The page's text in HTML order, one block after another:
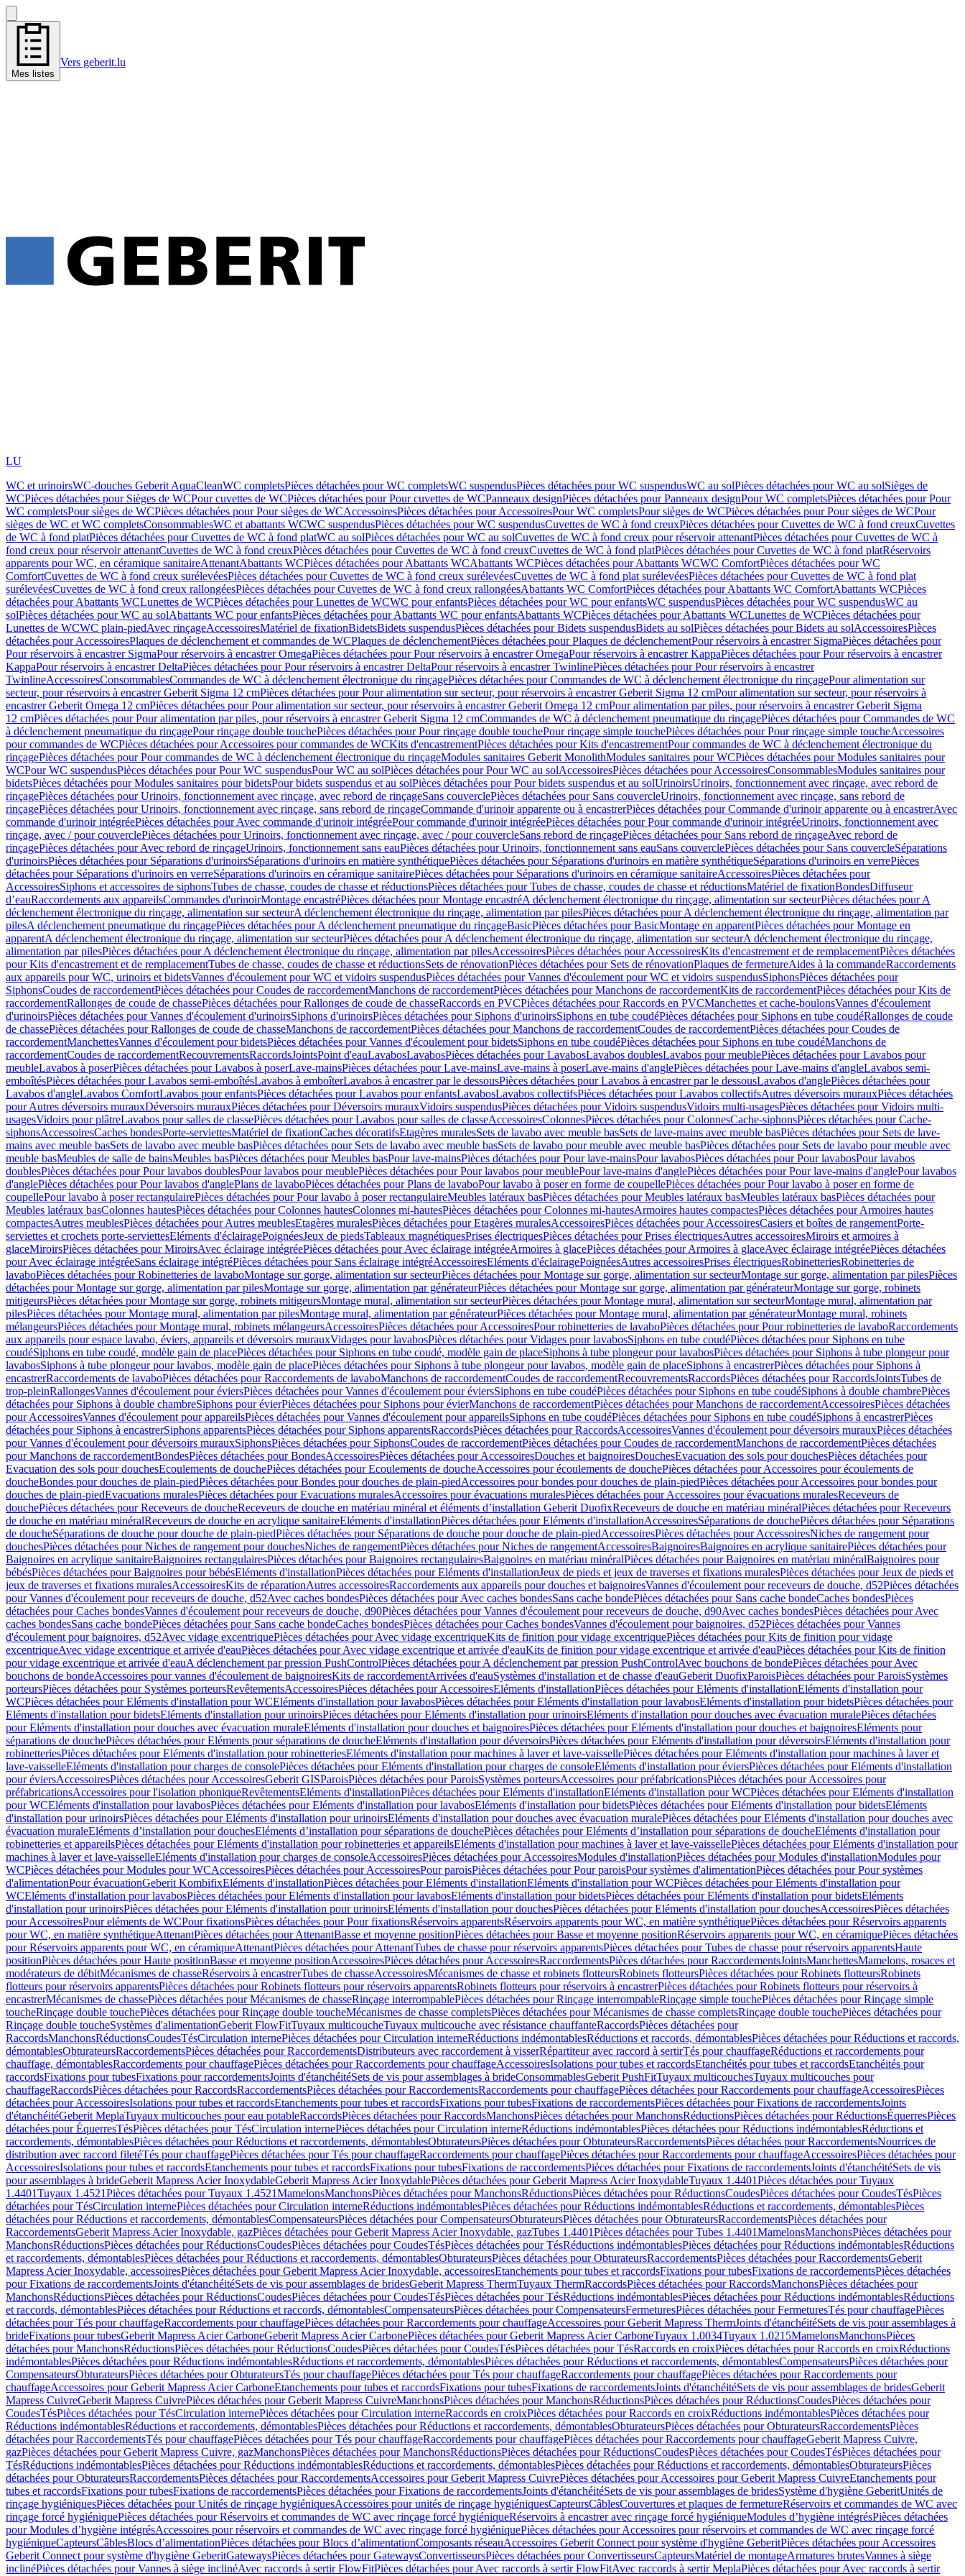
Mes listes
Vers geberit.lu
LU
WC et urinoirsWC-douches Geberit AquaCleanWC completsPièces détachées pour WC completsWC suspendusPièces détachées pour WC suspendusWC au solPièces détachées pour WC au solSièges de
WCPièces détachées pour Sièges de WCPour cuvettes de WCPièces détachées pour Pour cuvettes de WCPanneaux designPièces détachées pour Panneaux designPour WC completsPièces détachées pour Pour
WC completsPour sièges de WCPièces détachées pour Pour sièges de WCAccessoiresPièces détachées pour AccessoiresPour WC completsPour sièges de WCPièces détachées pour Pour sièges de WCPour
sièges de WC et WC completsConsommablesWC et abattants WCWC suspendusPièces détachées pour WC suspendusCuvettes de WC à fond creuxPièces détachées pour Cuvettes de WC à fond creuxCuvettes
de WC à fond platPièces détachées pour Cuvettes de WC à fond platWC au solPièces détachées pour WC au solCuvettes de WC à fond creux pour réservoir attenantPièces détachées pour Cuvettes de WC à
fond creux pour réservoir attenantCuvettes de WC à fond creuxPièces détachées pour Cuvettes de WC à fond creuxCuvettes de WC à fond platPièces détachées pour Cuvettes de WC à fond platRéservoirs
apparents pour WC, en céramique sanitaireAttenantAbattants WCPièces détachées pour Abattants WCAbattants WCPièces détachées pour Abattants WCWC ComfortPièces détachées pour WC
ComfortCuvettes de WC à fond creux surélevéesPièces détachées pour Cuvettes de WC à fond creux surélevéesCuvettes de WC à fond plat surélevéesPièces détachées pour Cuvettes de WC à fond plat
surélevéesCuvettes de WC à fond creux rallongéesPièces détachées pour Cuvettes de WC à fond creux rallongéesAbattants WC ComfortPièces détachées pour Abattants WC ComfortAbattants WCPièces
détachées pour Abattants WCLunettes de WCPièces détachées pour Lunettes de WCWC pour enfantsPièces détachées pour WC pour enfantsWC suspendusPièces détachées pour WC suspendusWC au
solPièces détachées pour WC au solAbattants WC pour enfantsPièces détachées pour Abattants WC pour enfantsAbattants WCPièces détachées pour Abattants WCLunettes de WCPièces détachées pour
Lunettes de WCWC plain-piedAvec rinçageAccessoiresMatériel de fixationBidetsBidets suspendusPièces détachées pour Bidets suspendusBidets au solPièces détachées pour Bidets au solAccessoiresPièces
détachées pour AccessoiresPlaques de déclenchement et commandes de WCPlaques de déclenchementPièces détachées pour Plaques de déclenchementPour réservoirs à encastrer SigmaPièces détachées pour
Pour réservoirs à encastrer SigmaPour réservoirs à encastrer OmegaPièces détachées pour Pour réservoirs à encastrer OmegaPour réservoirs à encastrer KappaPièces détachées pour Pour réservoirs à encastrer
KappaPour réservoirs à encastrer DeltaPièces détachées pour Pour réservoirs à encastrer DeltaPour réservoirs à encastrer TwinlinePièces détachées pour Pour réservoirs à encastrer
TwinlineAccessoiresConsommablesCommandes de WC à déclenchement électronique du rinçagePièces détachées pour Commandes de WC à déclenchement électronique du rinçagePour alimentation sur
secteur, pour réservoirs à encastrer Geberit Sigma 12 cmPièces détachées pour Pour alimentation sur secteur, pour réservoirs à encastrer Geberit Sigma 12 cmPour alimentation sur secteur, pour réservoirs à
encastrer Geberit Omega 12 cmPièces détachées pour Pour alimentation sur secteur, pour réservoirs à encastrer Geberit Omega 12 cmPour alimentation par piles, pour réservoirs à encastrer Geberit Sigma
12 cmPièces détachées pour Pour alimentation par piles, pour réservoirs à encastrer Geberit Sigma 12 cmCommandes de WC à déclenchement pneumatique du rinçagePièces détachées pour Commandes de WC
à déclenchement pneumatique du rinçagePour rinçage double touchePièces détachées pour Pour rinçage double touchePour rinçage simple touchePièces détachées pour Pour rinçage simple toucheAccessoires
pour commandes de WCPièces détachées pour Accessoires pour commandes de WCKits d'encastrementPièces détachées pour Kits d'encastrementPour commandes de WC à déclenchement électronique du
rinçagePièces détachées pour Pour commandes de WC à déclenchement électronique du rinçageModules sanitaires Geberit MonolithModules sanitaires pour WCPièces détachées pour Modules sanitaires pour
WCPour WC suspendusPièces détachées pour Pour WC suspendusPour WC au solPièces détachées pour Pour WC au solAccessoiresPièces détachées pour AccessoiresConsommablesModules sanitaires pour
bidetsPièces détachées pour Modules sanitaires pour bidetsPour bidets suspendus et au solPièces détachées pour Pour bidets suspendus et au solUrinoirsUrinoirs, fonctionnement avec rinçage, avec rebord de
rinçagePièces détachées pour Urinoirs, fonctionnement avec rinçage, avec rebord de rinçageSans couverclePièces détachées pour Sans couvercleUrinoirs, fonctionnement avec rinçage, sans rebord de
rinçagePièces détachées pour Urinoirs, fonctionnement avec rinçage, sans rebord de rinçageCommande d'urinoir apparente ou à encastrerPièces détachées pour Commande d'urinoir apparente ou à encastrerAvec
commande d'urinoir intégréePièces détachées pour Avec commande d'urinoir intégréePour commande d'urinoir intégréePièces détachées pour Pour commande d'urinoir intégréeUrinoirs, fonctionnement avec
rinçage, avec / pour couverclePièces détachées pour Urinoirs, fonctionnement avec rinçage, avec / pour couvercleSans rebord de rinçagePièces détachées pour Sans rebord de rinçageAvec rebord de
rinçagePièces détachées pour Avec rebord de rinçageUrinoirs, fonctionnement sans eauPièces détachées pour Urinoirs, fonctionnement sans eauSans couverclePièces détachées pour Sans couvercleSéparations
d'urinoirsPièces détachées pour Séparations d'urinoirsSéparations d'urinoirs en matière synthétiquePièces détachées pour Séparations d'urinoirs en matière synthétiqueSéparations d'urinoirs en verrePièces
détachées pour Séparations d'urinoirs en verreSéparations d'urinoirs en céramique sanitairePièces détachées pour Séparations d'urinoirs en céramique sanitaireAccessoiresPièces détachées pour
AccessoiresSiphons et accessoires de siphonsTubes de chasse, coudes de chasse et réductionsPièces détachées pour Tubes de chasse, coudes de chasse et réductionsMatériel de fixationBondesDiffuseur
d’eauRaccordements aux appareilsCommandes d'urinoirMontage encastréPièces détachées pour Montage encastréA déclenchement électronique du rinçage, alimentation sur secteurPièces détachées pour A
déclenchement électronique du rinçage, alimentation sur secteurA déclenchement électronique du rinçage, alimentation par pilesPièces détachées pour A déclenchement électronique du rinçage, alimentation par
pilesA déclenchement pneumatique du rinçagePièces détachées pour A déclenchement pneumatique du rinçageBasicPièces détachées pour BasicMontage en apparentPièces détachées pour Montage en
apparentA déclenchement électronique du rinçage, alimentation sur secteurPièces détachées pour A déclenchement électronique du rinçage, alimentation sur secteurA déclenchement électronique du rinçage,
alimentation par pilesPièces détachées pour A déclenchement électronique du rinçage, alimentation par pilesAccessoiresPièces détachées pour AccessoiresKits d'encastrement et de remplacementPièces détachées
pour Kits d'encastrement et de remplacementTubes de chasse, coudes de chasse et réductionsSets de rénovationPièces détachées pour Sets de rénovationPlaques de fermetureAides à la commandeRaccordements
aux appareils pour WC, urinoirs et bidetsVannes d'écoulement pour WC et vidoirs suspendusPièces détachées pour Vannes d'écoulement pour WC et vidoirs suspendusSiphonsPièces détachées pour
SiphonsCoudes de raccordementPièces détachées pour Coudes de raccordementManchons de raccordementPièces détachées pour Manchons de raccordementKits de raccordementPièces détachées pour Kits de
raccordementRallonges de coude de chassePièces détachées pour Rallonges de coude de chasseRaccords en PVCPièces détachées pour Raccords en PVCManchettes et cache-boulonsVannes d'écoulement
d'urinoirsPièces détachées pour Vannes d'écoulement d'urinoirsSiphons d'urinoirsPièces détachées pour Siphons d'urinoirsSiphons en tube coudéPièces détachées pour Siphons en tube coudéRallonges de coude
de chassePièces détachées pour Rallonges de coude de chasseManchons de raccordementPièces détachées pour Manchons de raccordementCoudes de raccordementPièces détachées pour Coudes de
raccordementManchettesVannes d'écoulement pour bidetsPièces détachées pour Vannes d'écoulement pour bidetsSiphons en tube coudéPièces détachées pour Siphons en tube coudéManchons de
raccordementCoudes de raccordementRecouvrementsRaccordsJointsPoint d'eauLavabosLavabosPièces détachées pour LavabosLavabos doublesLavabos pour meublePièces détachées pour Lavabos pour
meubleLavabos à poserPièces détachées pour Lavabos à poserLave-mainsPièces détachées pour Lave-mainsLave-mains à poserLave-mains d'anglePièces détachées pour Lave-mains d'angleLavabos semi-
emboîtésPièces détachées pour Lavabos semi-emboîtésLavabos à emboîterLavabos à encastrer par le dessousPièces détachées pour Lavabos à encastrer par le dessousLavabos d'anglePièces détachées pour
Lavabos d'angleLavabos ComfortLavabos pour enfantsPièces détachées pour Lavabos pour enfantsLavabosLavabos collectifsPièces détachées pour Lavabos collectifsAutres déversoirs murauxPièces détachées
pour Autres déversoirs murauxDéversoirs murauxPièces détachées pour Déversoirs murauxVidoirs suspendusPièces détachées pour Vidoirs suspendusVidoirs multi-usagesPièces détachées pour Vidoirs multi-
usagesVidoirs pour plâtreLavabos pour salles de classePièces détachées pour Lavabos pour salles de classeAccessoiresColonnesPièces détachées pour ColonnesCache-siphonsPièces détachées pour Cache-
siphonsAccessoiresCaches bondesPorte-serviettesMatériel de fixationCaches décoratifsEtagères muralesSets de lavabo avec meuble basSets de lave-mains avec meuble basPièces détachées pour Sets de lave-
mains avec meuble basSets de lavabo avec meuble basPièces détachées pour Sets de lavabo avec meuble basSets de lavabo pour meuble avec meuble basPièces détachées pour Sets de lavabo pour meuble avec
meuble basMeubles de salle de bainsMeubles basPièces détachées pour Meubles basPour lave-mainsPièces détachées pour Pour lave-mainsPour lavabosPièces détachées pour Pour lavabosPour lavabos
doublesPièces détachées pour Pour lavabos doublesPour lavabos pour meublePièces détachées pour Pour lavabos pour meublePour lave-mains d'anglePièces détachées pour Pour lave-mains d'anglePour lavabos
d'anglePièces détachées pour Pour lavabos d'anglePlans de lavaboPièces détachées pour Plans de lavaboPour lavabo à poser en forme de coupellePièces détachées pour Pour lavabo à poser en forme de
coupellePour lavabo à poser rectangulairePièces détachées pour Pour lavabo à poser rectangulaireMeubles latéraux basPièces détachées pour Meubles latéraux basMeubles latéraux basPièces détachées pour
Meubles latéraux basColonnes hautesPièces détachées pour Colonnes hautesColonnes mi-hautesPièces détachées pour Colonnes mi-hautesArmoires hautes compactesPièces détachées pour Armoires hautes
compactesAutres meublesPièces détachées pour Autres meublesEtagères muralesPièces détachées pour Etagères muralesAccessoiresPièces détachées pour AccessoiresCasiers et boîtes de rangementPorte-
serviettes et crochets porte-serviettesEléments d'éclairagePoignéesJeux de piedsTableaux magnétiquesPrises électriquesPièces détachées pour Prises électriquesAutres accessoiresMiroirs et armoires à
glaceMiroirsPièces détachées pour MiroirsAvec éclairage intégréePièces détachées pour Avec éclairage intégréeArmoires à glacePièces détachées pour Armoires à glaceAvec éclairage intégréePièces détachées
pour Avec éclairage intégréeSans éclairage intégréPièces détachées pour Sans éclairage intégréAccessoiresEléments d'éclairagePoignéesAutres accessoiresPrises électriquesRobinetteriesRobinetteries de
lavaboPièces détachées pour Robinetteries de lavaboMontage sur gorge, alimentation sur secteurPièces détachées pour Montage sur gorge, alimentation sur secteurMontage sur gorge, alimentation par pilesPièces
détachées pour Montage sur gorge, alimentation par pilesMontage sur gorge, alimentation par générateurPièces détachées pour Montage sur gorge, alimentation par générateurMontage sur gorge, robinets
mitigeursPièces détachées pour Montage sur gorge, robinets mitigeursMontage mural, alimentation sur secteurPièces détachées pour Montage mural, alimentation sur secteurMontage mural, alimentation par
pilesPièces détachées pour Montage mural, alimentation par pilesMontage mural, alimentation par générateurPièces détachées pour Montage mural, alimentation par générateurMontage mural, robinets
mélangeursPièces détachées pour Montage mural, robinets mélangeursAccessoiresPièces détachées pour AccessoiresPour robinetteries de lavaboPièces détachées pour Pour robinetteries de lavaboRaccordements
aux appareils pour espace lavabo, éviers, appareils et déversoirs murauxVidages pour lavabosPièces détachées pour Vidages pour lavabosSiphons en tube coudéPièces détachées pour Siphons en tube
coudéSiphons en tube coudé, modèle gain de placePièces détachées pour Siphons en tube coudé, modèle gain de placeSiphons à tube plongeur pour lavabosPièces détachées pour Siphons à tube plongeur pour
lavabosSiphons à tube plongeur pour lavabos, modèle gain de placePièces détachées pour Siphons à tube plongeur pour lavabos, modèle gain de placeSiphons à encastrerPièces détachées pour Siphons à
encastrerRaccordements de lavaboPièces détachées pour Raccordements de lavaboManchons de raccordementCoudes de raccordementRecouvrementsRaccordsPièces détachées pour RaccordsJointsTubes de
trop-pleinRallongesVannes d'écoulement pour éviersPièces détachées pour Vannes d'écoulement pour éviersSiphons en tube coudéPièces détachées pour Siphons en tube coudéSiphons à double chambrePièces
détachées pour Siphons à double chambreSiphons pour évierPièces détachées pour Siphons pour évierManchons de raccordementPièces détachées pour Manchons de raccordementAccessoiresPièces détachées
pour AccessoiresVannes d'écoulement pour appareilsPièces détachées pour Vannes d'écoulement pour appareilsSiphons en tube coudéPièces détachées pour Siphons en tube coudéSiphons à encastrerPièces
détachées pour Siphons à encastrerSiphons apparentsPièces détachées pour Siphons apparentsRaccordsPièces détachées pour RaccordsAccessoiresVannes d'écoulement pour déversoirs murauxPièces détachées
pour Vannes d'écoulement pour déversoirs murauxSiphonsPièces détachées pour SiphonsCoudes de raccordementPièces détachées pour Coudes de raccordementManchons de raccordementPièces détachées
pour Manchons de raccordementBondesPièces détachées pour BondesAccessoiresPièces détachées pour AccessoiresDouches et baignoiresDouchesEvacuation des sols pour douchesPièces détachées pour
Evacuation des sols pour douchesEcoulements de douchePièces détachées pour Ecoulements de doucheAccessoires pour écoulements de douchePièces détachées pour Accessoires pour écoulements de
doucheBondes pour douches de plain-piedPièces détachées pour Bondes pour douches de plain-piedAccessoires pour bondes pour douches de plain-piedPièces détachées pour Accessoires pour bondes pour
douches de plain-piedEvacuations muralesPièces détachées pour Evacuations muralesAccessoires pour évacuations muralesPièces détachées pour Accessoires pour évacuations muralesReceveurs de
douchePièces détachées pour Receveurs de doucheReceveurs de douche en matériau minéral et éléments d’installation Geberit DuofixReceveurs de douche en matériau minéralPièces détachées pour Receveurs
de douche en matériau minéralReceveurs de douche en acrylique sanitaireEléments d'installationPièces détachées pour Eléments d'installationAccessoiresSéparations de douchePièces détachées pour Séparations
de doucheSéparations de douche pour douche de plain-piedPièces détachées pour Séparations de douche pour douche de plain-piedAccessoiresPièces détachées pour AccessoiresNiches de rangement pour
douchesPièces détachées pour Niches de rangement pour douchesNiches de rangementPièces détachées pour Niches de rangementAccessoiresBaignoiresBaignoires en acrylique sanitairePièces détachées pour
Baignoires en acrylique sanitaireBaignoires rectangulairesPièces détachées pour Baignoires rectangulairesBaignoires en matériau minéralPièces détachées pour Baignoires en matériau minéralBaignoires pour
bébésPièces détachées pour Baignoires pour bébésEléments d'installationPièces détachées pour Eléments d'installationJeux de pieds et jeux de traverses et fixations muralesPièces détachées pour Jeux de pieds et
jeux de traverses et fixations muralesAccessoiresKits de réparationAutres accessoiresRaccordements aux appareils pour douches et baignoiresVannes d'écoulement pour receveurs de douche, d52Pièces détachées
pour Vannes d'écoulement pour receveurs de douche, d52Avec caches bondesPièces détachées pour Avec caches bondesSans cache bondePièces détachées pour Sans cache bondeCaches bondesPièces
détachées pour Caches bondesVannes d'écoulement pour receveurs de douche, d90Pièces détachées pour Vannes d'écoulement pour receveurs de douche, d90Avec caches bondesPièces détachées pour Avec
caches bondesSans cache bondePièces détachées pour Sans cache bondeCaches bondesPièces détachées pour Caches bondesVannes d'écoulement pour baignoires, d52Pièces détachées pour Vannes
d'écoulement pour baignoires, d52Avec vidage excentriquePièces détachées pour Avec vidage excentriqueKits de finition pour vidage excentriquePièces détachées pour Kits de finition pour vidage
excentriqueAvec vidage excentrique et arrivée d'eauPièces détachées pour Avec vidage excentrique et arrivée d'eauKits de finition pour vidage excentrique et arrivée d'eauPièces détachées pour Kits de finition
pour vidage excentrique et arrivée d'eauA déclenchement par pression PushControlPièces détachées pour A déclenchement par pression PushControlAvec bouchons de bondePièces détachées pour Avec
bouchons de bondeAccessoires pour vannes d'écoulement de baignoiresKits de raccordementArrivées d'eauSystèmes d'installation et de chasse d'eauGeberit DuofixParoisPièces détachées pour ParoisSystèmes
porteursPièces détachées pour Systèmes porteursRevêtementsAccessoiresPièces détachées pour AccessoiresEléments d'installationPièces détachées pour Eléments d'installationEléments d'installation pour
WCPièces détachées pour Eléments d'installation pour WCEléments d'installation pour lavabosPièces détachées pour Eléments d'installation pour lavabosEléments d'installation pour bidetsPièces détachées pour
Eléments d'installation pour bidetsEléments d'installation pour urinoirsPièces détachées pour Eléments d'installation pour urinoirsEléments d'installation pour douches avec évacuation muralePièces détachées
pour Eléments d'installation pour douches avec évacuation muraleEléments d'installation pour douches et baignoiresPièces détachées pour Eléments d'installation pour douches et baignoiresEléments pour
séparations de douchePièces détachées pour Eléments pour séparations de doucheEléments d'installation pour déversoirsPièces détachées pour Eléments d'installation pour déversoirsEléments d'installation pour
robinetteriesPièces détachées pour Eléments d'installation pour robinetteriesEléments d'installation pour machines à laver et lave-vaissellePièces détachées pour Eléments d'installation pour machines à laver et
lave-vaisselleEléments d'installation pour charges de consolePièces détachées pour Eléments d'installation pour charges de consoleEléments d'installation pour éviersPièces détachées pour Eléments d'installation
pour éviersAccessoiresPièces détachées pour AccessoiresGeberit GISParoisPièces détachées pour ParoisSystèmes porteursAccessoires pour préfabricationsPièces détachées pour Accessoires pour
préfabricationsAccessoires pour l'isolation phoniqueRevêtementsEléments d'installationPièces détachées pour Eléments d'installationEléments d'installation pour WCPièces détachées pour Eléments d'installation
pour WCEléments d'installation pour lavabosPièces détachées pour Eléments d'installation pour lavabosEléments d'installation pour bidetsPièces détachées pour Eléments d'installation pour bidetsEléments
d'installation pour urinoirsPièces détachées pour Eléments d'installation pour urinoirsEléments d'installation pour douches avec évacuation muralePièces détachées pour Eléments d'installation pour douches avec
évacuation muraleEléments d’installation pour douchesEléments d’installation pour séparations de douchePièces détachées pour Eléments d’installation pour séparations de doucheEléments d'installation pour
robinetteries et appareilsPièces détachées pour Eléments d'installation pour robinetteries et appareilsEléments d'installation pour machines à laver et lave-vaissellePièces détachées pour Eléments d'installation pour
machines à laver et lave-vaisselleEléments d'installation pour charges de consoleAccessoiresPièces détachées pour AccessoiresModules d'installationPièces détachées pour Modules d'installationModules pour
WCPièces détachées pour Modules pour WCAccessoiresPièces détachées pour AccessoiresPour paroisPièces détachées pour Pour paroisPour systèmes d'alimentationPièces détachées pour Pour systèmes
d'alimentationPour évacuationGeberit KombifixEléments d'installationPièces détachées pour Eléments d'installationEléments d'installation pour WCPièces détachées pour Eléments d'installation pour
WCEléments d'installation pour lavabosPièces détachées pour Eléments d'installation pour lavabosEléments d'installation pour bidetsPièces détachées pour Eléments d'installation pour bidetsEléments
d'installation pour urinoirsPièces détachées pour Eléments d'installation pour urinoirsEléments d'installation pour douchesPièces détachées pour Eléments d'installation pour douchesAccessoiresPièces détachées
pour AccessoiresPour eléments de WCPour fixationsPièces détachées pour Pour fixationsRéservoirs apparentsRéservoirs apparents pour WC, en matière synthétiquePièces détachées pour Réservoirs apparents
pour WC, en matière synthétiqueAttenantPièces détachées pour AttenantBasse et moyenne positionPièces détachées pour Basse et moyenne positionRéservoirs apparents pour WC, en céramiquePièces détachées
pour Réservoirs apparents pour WC, en céramiqueAttenantPièces détachées pour AttenantTubes de chasse pour réservoirs apparentsPièces détachées pour Tubes de chasse pour réservoirs apparentsHaute
positionPièces détachées pour Haute positionBasse et moyenne positionAccessoiresPièces détachées pour AccessoiresRaccordementsPièces détachées pour RaccordementsJointsManchettesMamelons, rosaces et
modérateurs de débitMécanismes de chasseRéservoirs à encastrerTubes de chasseAccessoiresMécanismes de chasse et robinets flotteursRobinets flotteursPièces détachées pour Robinets flotteursRobinets
flotteurs pour réservoirs apparentsPièces détachées pour Robinets flotteurs pour réservoirs apparentsRobinets flotteurs pour réservoirs à encastrerPièces détachées pour Robinets flotteurs pour réservoirs à
encastrerMécanismes de chassePièces détachées pour Mécanismes de chasseRinçage interrompablePièces détachées pour Rinçage interrompableRinçage simple touchePièces détachées pour Rinçage simple
toucheRinçage double touchePièces détachées pour Rinçage double toucheMécanismes de chasse completsPièces détachées pour Mécanismes de chasse completsRinçage double touchePièces détachées pour
Rinçage double toucheSystèmes d'alimentationGeberit FlowFitTuyaux multicoucheTuyaux multicouche avec résistance chauffanteRaccordsPièces détachées pour
RaccordsManchonsRéductionsCoudesTésCirculation internePièces détachées pour Circulation interneRéductions indémontablesRéductions et raccords, démontablesPièces détachées pour Réductions et raccords,
démontablesObturateursRaccordementsPièces détachées pour RaccordementsDistributeurs avec raccordement à visserRépartiteur avec raccord à sertirTés pour chauffageRéductions et raccordements pour
chauffage, démontablesRaccordements pour chauffagePièces détachées pour Raccordements pour chauffageAccessoiresIsolations pour tubes et raccordsEtanchéités pour tubes et raccordsEtanchéités pour
raccordsFixations pour tubesFixations pour raccordementsJoints d'étanchéitéSets de vis pour assemblages à brideConsommablesGeberit PushFitTuyaux multicouchesTuyaux multicouches pour
chauffageRaccordsPièces détachées pour RaccordsRaccordementsPièces détachées pour RaccordementsRaccordements pour chauffagePièces détachées pour Raccordements pour chauffageAccessoiresPièces
détachées pour AccessoiresIsolations pour tubes et raccordsEtanchements pour tubes et raccordsFixations pour tubesFixations de raccordementsPièces détachées pour Fixations de raccordementsJoints
d'étanchéitéGeberit MeplaTuyaux multicouches pour eau potableRaccordsPièces détachées pour RaccordsManchonsPièces détachées pour ManchonsRéductionsPièces détachées pour RéductionsÉquerresPièces
détachées pour ÉquerresTésPièces détachées pour TésCirculation internePièces détachées pour Circulation interneRéductions indémontablesPièces détachées pour Réductions indémontablesRéductions et
raccordements, démontablesPièces détachées pour Réductions et raccordements, démontablesObturateursPièces détachées pour ObturateursRaccordementsPièces détachées pour RaccordementsNourrices de
distribution avec raccord filetéTés pour chauffagePièces détachées pour Tés pour chauffageRaccordements pour chauffagePièces détachées pour Raccordements pour chauffageAccessoiresPièces détachées pour
AccessoiresIsolations pour tubes et raccordsEtanchements pour tubes et raccordsFixations pour tubesFixations de raccordementsPièces détachées pour Fixations de raccordementsJoints d'étanchéitéSets de vis
pour assemblages à brideGeberit Mapress Acier InoxydableGeberit Mapress Acier InoxydablePièces détachées pour Geberit Mapress Acier InoxydableTuyaux 1.4401Pièces détachées pour Tuyaux
1.4401Tuyaux 1.4521Pièces détachées pour Tuyaux 1.4521MamelonsManchonsPièces détachées pour ManchonsRéductionsPièces détachées pour RéductionsCoudesPièces détachées pour CoudesTésPièces
détachées pour TésCirculation internePièces détachées pour Circulation interneRéductions indémontablesPièces détachées pour Réductions indémontablesRéductions et raccordements, démontablesPièces
détachées pour Réductions et raccordements, démontablesCompensateursPièces détachées pour CompensateursObturateursPièces détachées pour ObturateursRaccordementsPièces détachées pour
RaccordementsGeberit Mapress Acier Inoxydable, gazPièces détachées pour Geberit Mapress Acier Inoxydable, gazTubes 1.4401Pièces détachées pour Tubes 1.4401MamelonsManchonsPièces détachées pour
ManchonsRéductionsPièces détachées pour RéductionsCoudesPièces détachées pour CoudesTésPièces détachées pour TésRéductions indémontablesPièces détachées pour Réductions indémontablesRéductions
et raccordements, démontablesPièces détachées pour Réductions et raccordements, démontablesObturateursPièces détachées pour ObturateursRaccordementsPièces détachées pour RaccordementsGeberit
Mapress Acier Inoxydable, accessoiresPièces détachées pour Geberit Mapress Acier Inoxydable, accessoiresEtanchements pour tubes et raccordsFixations pour tubesFixations de raccordementsPièces détachées
pour Fixations de raccordementsJoints d'étanchéitéSets de vis pour assemblages de bridesGeberit Mapress ThermTuyaux ThermRaccordsPièces détachées pour RaccordsManchonsPièces détachées pour
ManchonsRéductionsPièces détachées pour RéductionsCoudesPièces détachées pour CoudesTésPièces détachées pour TésRéductions indémontablesPièces détachées pour Réductions indémontablesRéductions
et raccords, démontablesPièces détachées pour Réductions et raccords, démontablesCompensateursPièces détachées pour CompensateursFermeturesPièces détachées pour FermeturesTés pour chauffagePièces
détachées pour Tés pour chauffageRaccordements pour chauffagePièces détachées pour Raccordements pour chauffageAccessoires pour Geberit Mapress ThermJoints d'étanchéitéSets de vis pour assemblages à
brideFixations pour tubesGeberit Mapress Acier CarboneGeberit Mapress Acier CarbonePièces détachées pour Geberit Mapress Acier CarboneTuyaux 1.0034Tuyaux 1.0215MamelonsManchonsPièces
détachées pour ManchonsRéductionsPièces détachées pour RéductionsCoudesPièces détachées pour CoudesTésPièces détachées pour TésRaccords en croixPièces détachées pour Raccords en croixRéductions
indémontablesPièces détachées pour Réductions indémontablesRéductions et raccordements, démontablesPièces détachées pour Réductions et raccordements, démontablesCompensateursPièces détachées pour
CompensateursObturateursPièces détachées pour ObturateursTés pour chauffagePièces détachées pour Tés pour chauffageRaccordements pour chauffagePièces détachées pour Raccordements pour
chauffageAccessoires pour Geberit Mapress Acier CarboneEtanchements pour tubes et raccordsFixations pour tubesFixations de raccordementsJoints d'étanchéitéSets de vis pour assemblages de bridesGeberit
Mapress CuivreGeberit Mapress CuivrePièces détachées pour Geberit Mapress CuivreManchonsPièces détachées pour ManchonsRéductionsPièces détachées pour RéductionsCoudesPièces détachées pour
CoudesTésPièces détachées pour TésCirculation internePièces détachées pour Circulation interneRaccords en croixPièces détachées pour Raccords en croixRéductions indémontablesPièces détachées pour
Réductions indémontablesRéductions et raccordements, démontablesPièces détachées pour Réductions et raccordements, démontablesObturateursPièces détachées pour ObturateursRaccordementsPièces
détachées pour RaccordementsTés pour chauffagePièces détachées pour Tés pour chauffageRaccordements pour chauffagePièces détachées pour Raccordements pour chauffageGeberit Mapress Cuivre,
gazPièces détachées pour Geberit Mapress Cuivre, gazManchonsPièces détachées pour ManchonsRéductionsPièces détachées pour RéductionsCoudesPièces détachées pour CoudesTésPièces détachées pour
TésRéductions indémontablesPièces détachées pour Réductions indémontablesRéductions et raccordements, démontablesPièces détachées pour Réductions et raccordements, démontablesObturateursPièces
détachées pour ObturateursRaccordementsPièces détachées pour RaccordementsAccessoires pour Geberit Mapress CuivrePièces détachées pour Accessoires pour Geberit Mapress CuivreEtanchements pour
tubes et raccordsFixations pour tubesFixations de raccordementsPièces détachées pour Fixations de raccordementsJoints d'étanchéitéSets de vis pour assemblages de bridesSystème d'hygiène GeberitUnités de
rinçage hygiéniquesPièces détachées pour Unités de rinçage hygiéniquesAccessoires pour unités de rinçage hygiéniquesCapteursCâblesCouvertures et plaques de fermetureRéservoirs et commandes de WC avec
rinçage forcé hygiéniquePièces détachées pour Réservoirs et commandes de WC avec rinçage forcé hygiéniqueRéservoirs à encastrer avec rinçage forcé hygiéniqueModules d’hygiène intégrésPièces détachées
pour Modules d’hygiène intégrésAccessoires pour réservoirs et commandes de WC avec rinçage forcé hygiéniquePièces détachées pour Accessoires pour réservoirs et commandes de WC avec rinçage forcé
hygiéniqueCapteursCâblesBlocs d’alimentationPièces détachées pour Blocs d’alimentationComposants réseauAccessoires Geberit Connect pour système d'hygiène GeberitPièces détachées pour Accessoires
Geberit Connect pour système d'hygiène GeberitGatewaysPièces détachées pour GatewaysConvertisseursPièces détachées pour ConvertisseursCapteursMatériel de montageArmatures brutesVannes à siège
inclinéPièces détachées pour Vannes à siège inclinéAvec raccords à sertir FlowFitPièces détachées pour Avec raccords à sertir FlowFitAvec raccords à sertir MeplaPièces détachées pour Avec raccords à sertir